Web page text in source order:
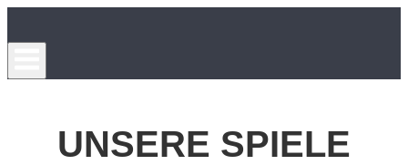
content
UNSERE SPIELE